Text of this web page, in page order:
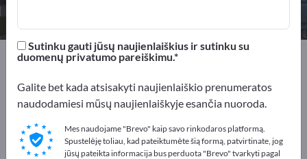
Exportpages
Matavimo technologijos ir optika
Reklamuokitės nemokamai
Exportpages!
Poreikiai – Pasiūlymai – Naudotos prekės – Verslo
Sutinku gauti jūsų naujienlaiškius ir sutinku su
duomenų privatumo pareiškimu.
Galite bet kada atsisakyti naujienlaiškio prenumeratos
naudodamiesi mūsų naujienlaiškyje esančia nuoroda.
Mes naudojame "Brevo" kaip savo rinkodaros platformą.
Spustelėję toliau, kad pateiktumėte šią formą, patvirtinate, jog
jūsų pateikta informacija bus perduota "Brevo" tvarkyti pagal